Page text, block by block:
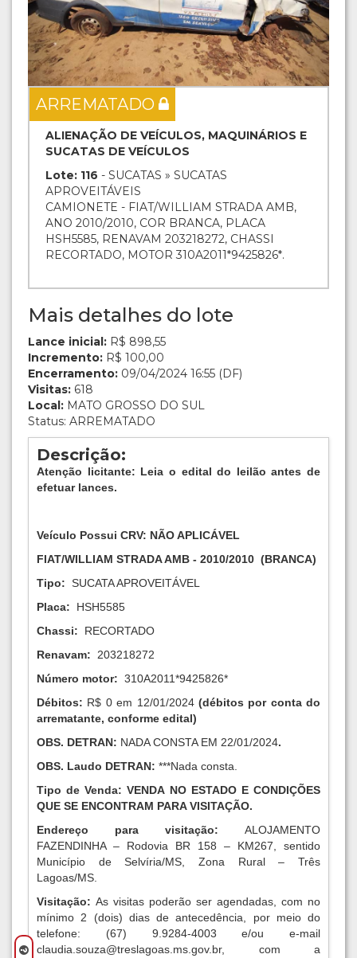
ARREMATADO
ALIENAÇÃO DE VEÍCULOS, MAQUINÁRIOS E
SUCATAS DE VEÍCULOS
Lote: 116 - SUCATAS » SUCATAS
APROVEITÁVEIS
CAMIONETE - FIAT/WILLIAM STRADA AMB,
ANO 2010/2010, COR BRANCA, PLACA
HSH5585, RENAVAM 203218272, CHASSI
RECORTADO, MOTOR 310A2011*9425826*.
Mais detalhes do lote
Lance inicial: R$ 898,55
Incremento: R$ 100,00
Encerramento: 09/04/2024 16:55 (DF)
Visitas: 618
Local: MATO GROSSO DO SUL
Status: ARREMATADO
Descrição:
Atenção licitante: Leia o edital do leilão antes de
efetuar lances.
Veículo Possui CRV: NÃO APLICÁVEL
FIAT/WILLIAM STRADA AMB - 2010/2010 (BRANCA)
Tipo: SUCATA APROVEITÁVEL
Placa: HSH5585
Chassi: RECORTADO
Renavam: 203218272
Número motor: 310A2011*9425826*
Débitos: R$ 0 em 12/01/2024 (débitos por conta do
arrematante, conforme edital)
OBS. DETRAN: NADA CONSTA EM 22/01/2024.
OBS. Laudo DETRAN: ***Nada consta.
Tipo de Venda: VENDA NO ESTADO E CONDIÇÕES
QUE SE ENCONTRAM PARA VISITAÇÃO.
Endereço para visitação: ALOJAMENTO
FAZENDINHA – Rodovia BR 158 – KM267, sentido
Município de Selvíria/MS, Zona Rural – Três
Lagoas/MS.
Visitação: As visitas poderão ser agendadas, com no
mínimo 2 (dois) dias de antecedência, por meio do
telefone: (67) 9.9284-4003 e/ou e-mail
claudia.souza@treslagoas.ms.gov.br, com a